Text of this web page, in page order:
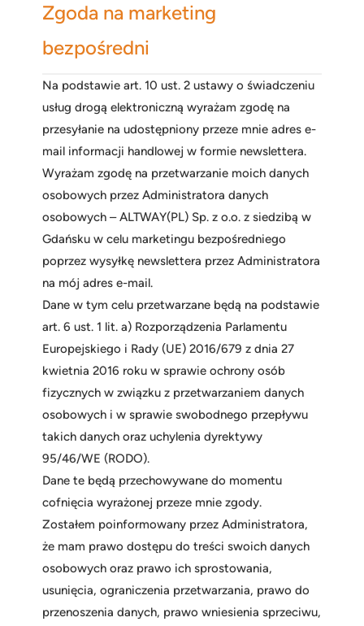
Zgoda na marketing
bezpośredni
Na podstawie art. 10 ust. 2 ustawy o świadczeniu
usług drogą elektroniczną wyrażam zgodę na
przesyłanie na udostępniony przeze mnie adres e-
mail informacji handlowej w formie newslettera.
Wyrażam zgodę na przetwarzanie moich danych
osobowych przez Administratora danych
osobowych – ALTWAY(PL) Sp. z o.o. z siedzibą w
Gdańsku w celu marketingu bezpośredniego
poprzez wysyłkę newslettera przez Administratora
na mój adres e-mail.
Dane w tym celu przetwarzane będą na podstawie
art. 6 ust. 1 lit. a) Rozporządzenia Parlamentu
Europejskiego i Rady (UE) 2016/679 z dnia 27
kwietnia 2016 roku w sprawie ochrony osób
fizycznych w związku z przetwarzaniem danych
osobowych i w sprawie swobodnego przepływu
takich danych oraz uchylenia dyrektywy
95/46/WE (RODO).
Dane te będą przechowywane do momentu
cofnięcia wyrażonej przeze mnie zgody.
Zostałem poinformowany przez Administratora,
że mam prawo dostępu do treści swoich danych
osobowych oraz prawo ich sprostowania,
usunięcia, ograniczenia przetwarzania, prawo do
przenoszenia danych, prawo wniesienia sprzeciwu,